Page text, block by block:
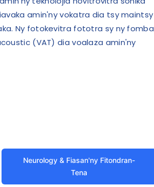
amin'ny vokatra dia tsy maintsy
Ny fotokevitra fototra sy ny fomba
(VAT) dia voalaza amin'ny
Neurology & Fiasan'ny Fitondran-
Tena